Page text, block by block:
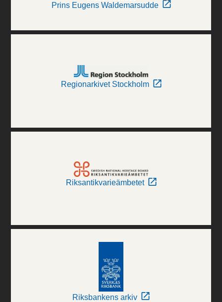
Prins Eugens Waldemarsudde
Regionarkivet Stockholm
Riksantikvarieämbetet
Riksbankens arkiv